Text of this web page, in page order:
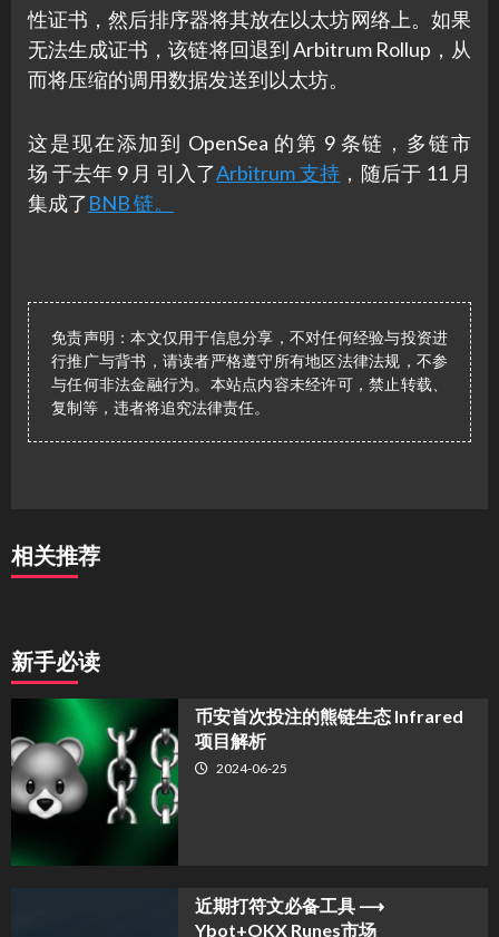
性证书，然后排序器将其放在以太坊网络上。如果
无法生成证书，该链将回退到 Arbitrum Rollup，从
而将压缩的调用数据发送到以太坊。
这是现在添加到 OpenSea 的第 9 条链，多链市
场 于去年 9 月 引入了Arbitrum 支持 ，随后于 11 月
集成了BNB 链。
免责声明：本文仅用于信息分享，不对任何经验与投资进
行推广与背书，请读者严格遵守所有地区法律法规，不参
与任何非法金融行为。本站点内容未经许可，禁止转载、
复制等，违者将追究法律责任。
相关推荐
新手必读
币安首次投注的熊链生态 Infrared
项目解析
2024-06-25
近期打符文必备工具 ⟶
Ybot+OKX Runes市场